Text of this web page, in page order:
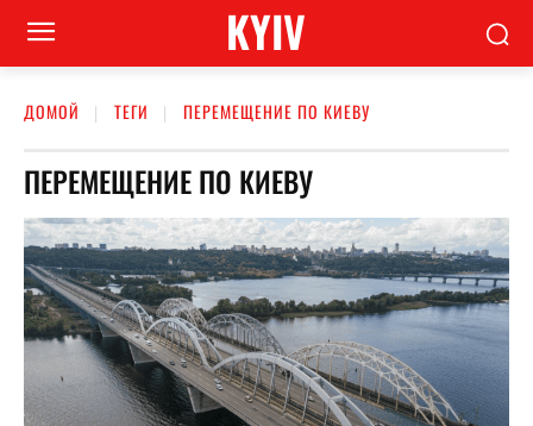
KYIV
ДОМОЙ ТЕГИ ПЕРЕМЕЩЕНИЕ ПО КИЕВУ
ПЕРЕМЕЩЕНИЕ ПО КИЕВУ